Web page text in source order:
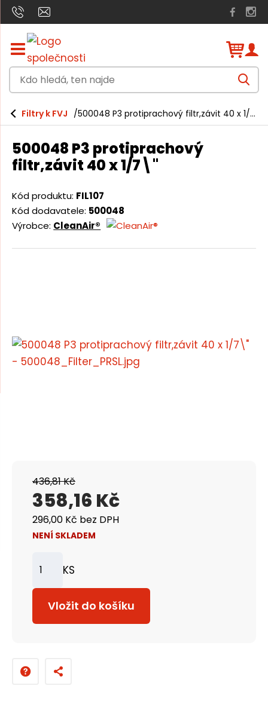
Z
o
b
a
i
t
s
k
t
h
a
n
d
o
h
e
d
á
t
e
V
y
l
e
d
Filtry k FVJ 500048 P3 protiprachový filtr,závit 40 x 1/7\"
500048 P3 protiprachový
filtr,závit 40 x 1/7\"
Kód produktu: FIL107
Kód dodavatele: 500048
Výrobce: CleanAir®
436,81 Kč
358,16 Kč
296,00 Kč bez DPH
NENÍ SKLADEM
m
n
KS
Vložit do košíku